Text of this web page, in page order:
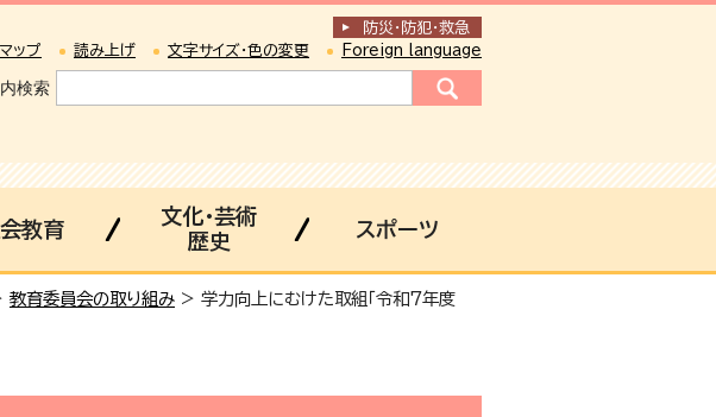
防災・防犯・救急
ップ
読み上げ 文字サイズ・色の変更 Foreign language
検索
教育
文化・芸術
歴史
スポーツ
教育委員会の取り組み > 学力向上にむけた取組「令和7年度